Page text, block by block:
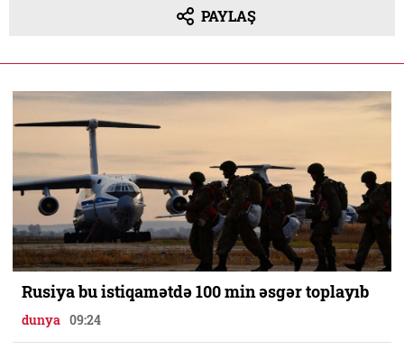
PAYLAŞ
Rusiya bu istiqamətdə 100 min əsgər toplayıb
dunya 09:24